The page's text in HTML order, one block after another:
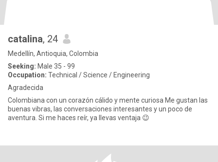
catalina, 24
Medellín, Antioquia, Colombia
Seeking: Male 35 - 99
Occupation: Technical / Science / Engineering
Agradecida
Colombiana con un corazón cálido y mente curiosa Me gustan las
buenas vibras, las conversaciones interesantes y un poco de
aventura. Si me haces reír, ya llevas ventaja 😉